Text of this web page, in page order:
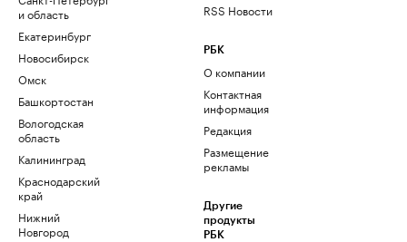
и область
Екатеринбург
Новосибирск
Омск
Башкортостан
Вологодская
область
Калининград
Краснодарский
край
Нижний
Новгород
RSS Новости
РБК
О компании
Контактная
информация
Редакция
Размещение
рекламы
Другие
продукты
РБК